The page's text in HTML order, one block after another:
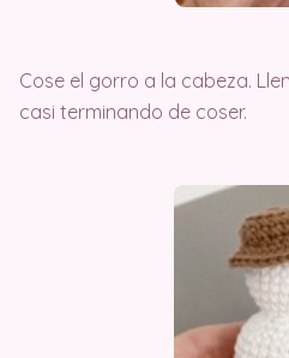
Cose el gorro a la cabeza.
casi terminando de coser.